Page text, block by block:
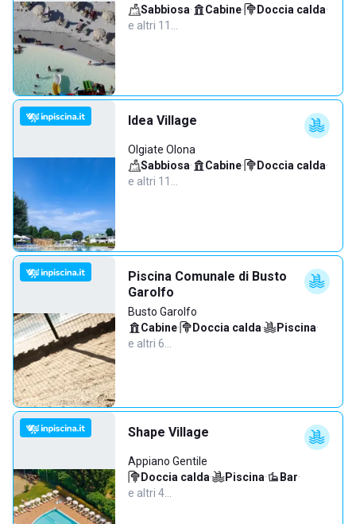
Sabbiosa· Cabine· Doccia calda·
e altri 11…
Idea Village
Olgiate Olona
Sabbiosa· Cabine· Doccia calda·
e altri 11…
Piscina Comunale di Busto
Garolfo
Busto Garolfo
Cabine· Doccia calda· Piscina·
e altri 6…
Shape Village
Appiano Gentile
Doccia calda· Piscina· Bar·
e altri 4…